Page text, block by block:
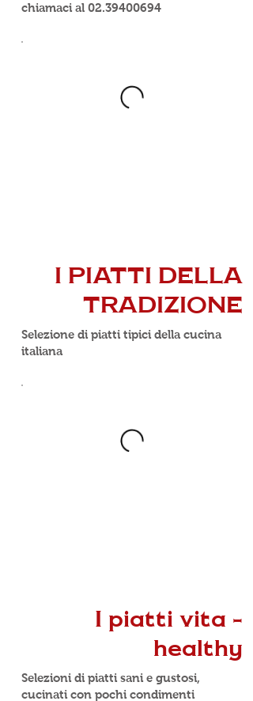
chiamaci al 02.39400694
I PIATTI DELLA
TRADIZIONE
Selezione di piatti tipici della cucina
italiana
I piatti vita -
healthy
Selezioni di piatti sani e gustosi,
cucinati con pochi condimenti